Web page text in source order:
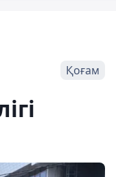
Қоғам